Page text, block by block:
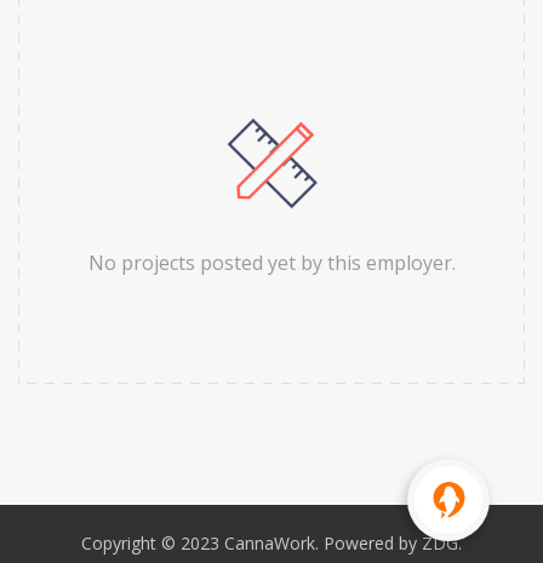
No projects posted yet by this employer.
Copyright © 2023 CannaWork. Powered by ZDG.